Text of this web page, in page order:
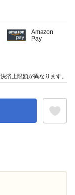
Amazon
Pay
済上限額が異なります。